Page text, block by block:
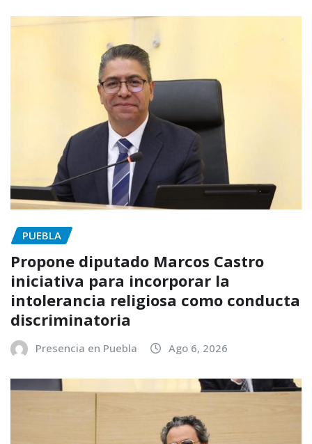
PUEBLA
Propone diputado Marcos Castro
iniciativa para incorporar la
intolerancia religiosa como conducta
discriminatoria
Presencia en Puebla Ago 6, 2026